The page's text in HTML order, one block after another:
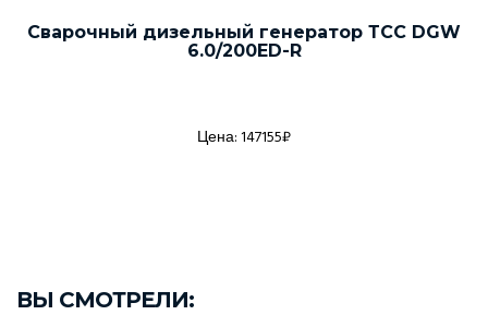
Сварочный дизельный генератор ТСС DGW
6.0/200ED-R
Цена: 147155₽
ВЫ СМОТРЕЛИ: